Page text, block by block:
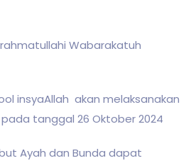
Wabarakatuh
insyaAllah akan melaksanakan
tanggal 26 Oktober 2024
Ayah dan Bunda dapat